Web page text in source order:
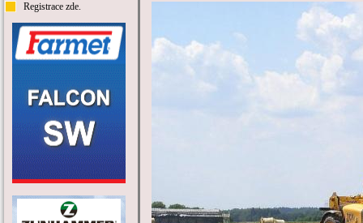
Registrace zde.